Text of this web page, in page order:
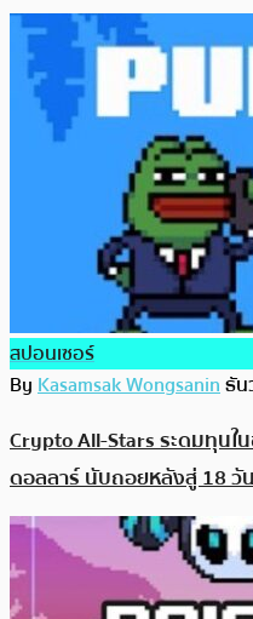
สปอนเซอร์
ByKasamsak Wongsaninธัน
Crypto All-Stars ระดมทุนใ
ดอลลาร์ นับถอยหลังสู่ 18 วั